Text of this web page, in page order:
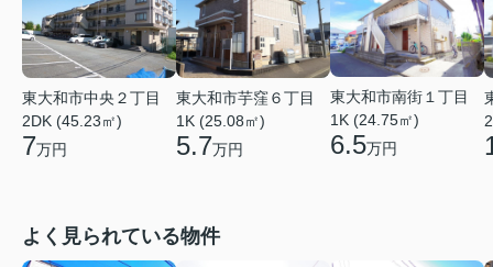
東大和市中央２丁目
2DK (45.23㎡)
7万円
東大和市芋窪６丁目
1K (25.08㎡)
5.7万円
東大和市南街１丁目
1K (24.75㎡)
6.5万円
よく見られている物件